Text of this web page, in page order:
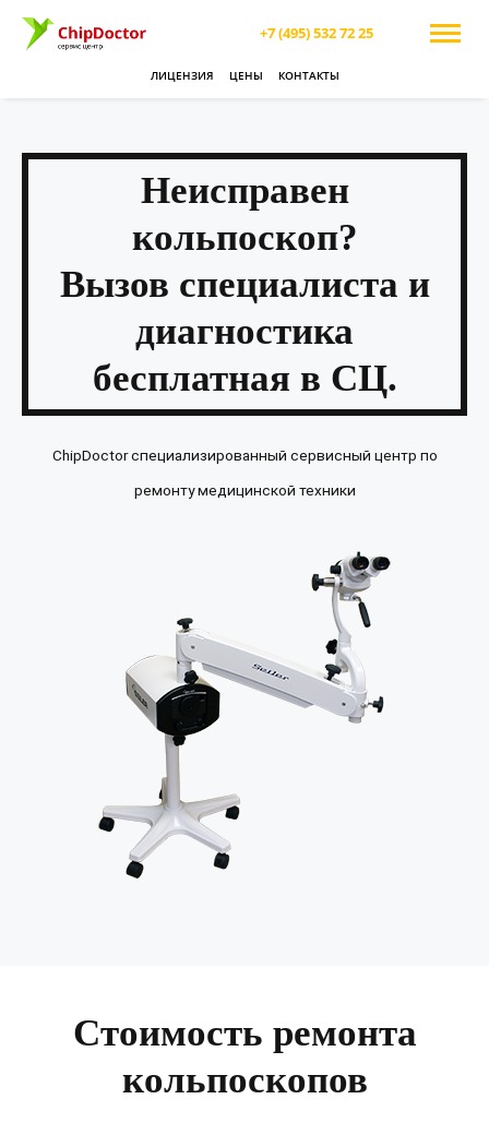
+7 (495) 532 72 25
ЛИЦЕНЗИЯ ЦЕНЫ КОНТАКТЫ
Неисправен
кольпоскоп?
Вызов специалиста и
диагностика
бесплатная в СЦ.
ChipDoctor специализированный сервисный центр по
ремонту медицинской техники
Стоимость ремонта
кольпоскопов